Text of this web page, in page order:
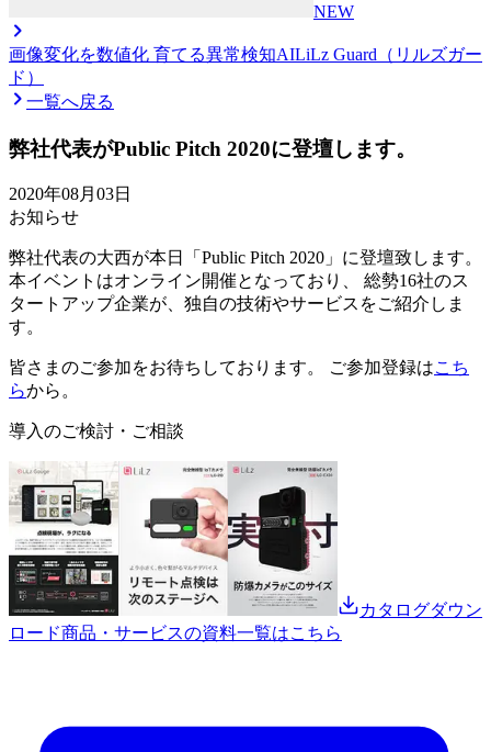
NEW
画像変化を数値化 育てる異常検知AILiLz Guard（リルズガー
ド）
一覧へ戻る
弊社代表がPublic Pitch 2020に登壇します。
2020年08月03日
お知らせ
弊社代表の大西が本日「Public Pitch 2020」に登壇致します。
本イベントはオンライン開催となっており、 総勢16社のス
タートアップ企業が、独自の技術やサービスをご紹介しま
す。
皆さまのご参加をお待ちしております。 ご参加登録はこち
らから。
導入のご検討・ご相談
カタログダウン
ロード商品・サービスの資料一覧はこちら